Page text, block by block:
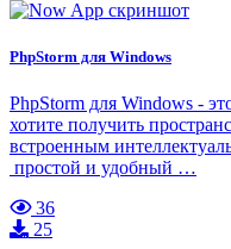
PhpStorm для Windows
PhpStorm для Windows -
хотите получить
встроенным
простой и удобный …
36
25